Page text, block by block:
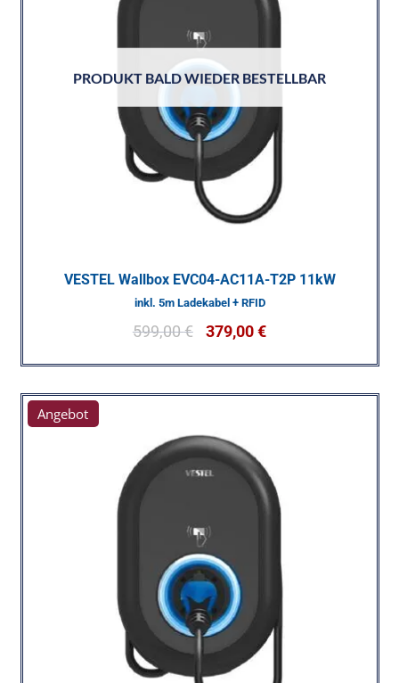
PRODUKT BALD WIEDER BESTELLBAR
VESTEL Wallbox EVC04-AC11A-T2P 11kW
inkl. 5m Ladekabel + RFID
599,00€ 379,00€
Angebot